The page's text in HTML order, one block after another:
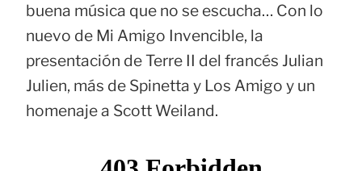
buena música que no se escucha… Con lo
nuevo de Mi Amigo Invencible, la
presentación de Terre II del francés Julian
Julien, más de Spinetta y Los Amigo y un
homenaje a Scott Weiland.